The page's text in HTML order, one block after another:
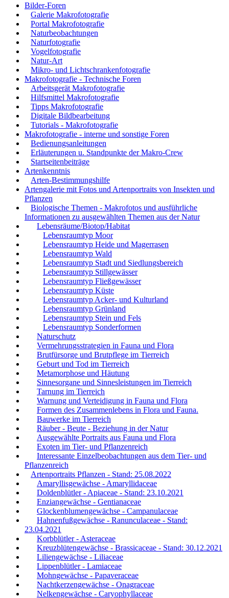
Bilder-Foren
Galerie Makrofotografie
Portal Makrofotografie
Naturbeobachtungen
Naturfotografie
Vogelfotografie
Natur-Art
Mikro- und Lichtschrankenfotografie
Makrofotografie - Technische Foren
Arbeitsgerät Makrofotografie
Hilfsmittel Makrofotografie
Tipps Makrofotografie
Digitale Bildbearbeitung
Tutorials - Makrofotografie
Makrofotografie - interne und sonstige Foren
Bedienungsanleitungen
Erläuterungen u. Standpunkte der Makro-Crew
Startseitenbeiträge
Artenkenntnis
Arten-Bestimmungshilfe
Artengalerie mit Fotos und Artenportraits von Insekten und
Pflanzen
Biologische Themen - Makrofotos und ausführliche
Informationen zu ausgewählten Themen aus der Natur
Lebensräume/Biotop/Habitat
Lebensraumtyp Moor
Lebensraumtyp Heide und Magerrasen
Lebensraumtyp Wald
Lebensraumtyp Stadt und Siedlungsbereich
Lebensraumtyp Stillgewässer
Lebensraumtyp Fließgewässer
Lebensraumtyp Küste
Lebensraumtyp Acker- und Kulturland
Lebensraumtyp Grünland
Lebensraumtyp Stein und Fels
Lebensraumtyp Sonderformen
Naturschutz
Vermehrungsstrategien in Fauna und Flora
Brutfürsorge und Brutpflege im Tierreich
Geburt und Tod im Tierreich
Metamorphose und Häutung
Sinnesorgane und Sinnesleistungen im Tierreich
Tarnung im Tierreich
Warnung und Verteidigung in Fauna und Flora
Formen des Zusammenlebens in Flora und Fauna.
Bauwerke im Tierreich
Räuber - Beute - Beziehung in der Natur
Ausgewählte Portraits aus Fauna und Flora
Exoten im Tier- und Pflanzenreich
Interessante Einzelbeobachtungen aus dem Tier- und
Pflanzenreich
Artenportraits Pflanzen - Stand: 25.08.2022
Amaryllisgewächse - Amaryllidaceae
Doldenblütler - Apiaceae - Stand: 23.10.2021
Enziangewächse - Gentianaceae
Glockenblumengewächse - Campanulaceae
Hahnenfußgewächse - Ranunculaceae - Stand:
23.04.2021
Korbblütler - Asteraceae
Kreuzblütengewächse - Brassicaceae - Stand: 30.12.2021
Liliengewächse - Liliaceae
Lippenblütler - Lamiaceae
Mohngewächse - Papaveraceae
Nachtkerzengewächse - Onagraceae
Nelkengewächse - Caryophyllaceae